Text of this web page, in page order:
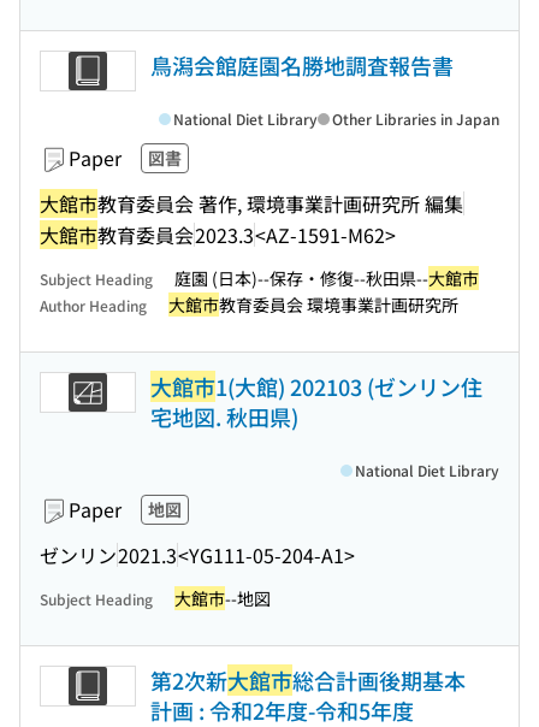
鳥潟会館庭園名勝地調査報告書
Paper 図書
大館市教育委員会 著作, 環境事業計画研究所 編集
大館市教育委員会2023.3<AZ-1591-M62>
National Diet Library Other Libraries in Japan
Subject Heading 庭園 (日本)--保存・修復--秋田県--大館市
Author Heading 大館市教育委員会 環境事業計画研究所
大館市1(大館) 202103 (ゼンリン住
宅地図. 秋田県)
Paper 地図
ゼンリン2021.3<YG111-05-204-A1>
National Diet Library
Subject Heading 大館市--地図
第2次新大館市総合計画後期基本
計画 : 令和2年度-令和5年度